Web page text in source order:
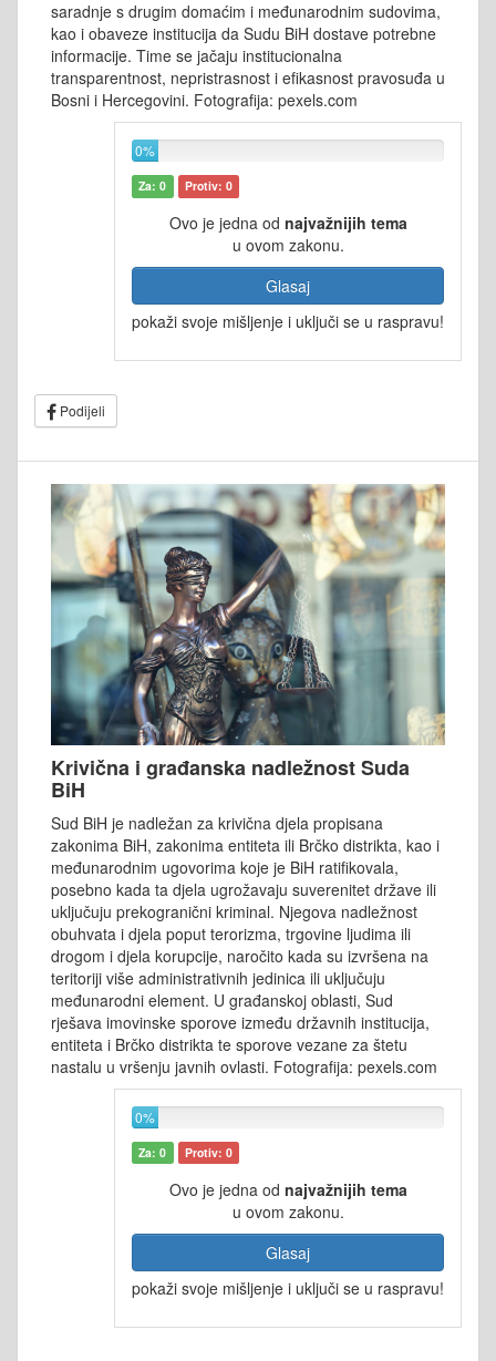
saradnje s drugim domaćim i međunarodnim sudovima,
kao i obaveze institucija da Sudu BiH dostave potrebne
informacije. Time se jačaju institucionalna
transparentnost, nepristrasnost i efikasnost pravosuđa u
Bosni i Hercegovini. Fotografija: pexels.com
0%
Za: 0 Protiv: 0
Ovo je jedna od najvažnijih tema
u ovom zakonu.
Glasaj
pokaži svoje mišljenje i uključi se u raspravu!
Podijeli
Krivična i građanska nadležnost Suda
BiH
Sud BiH je nadležan za krivična djela propisana
zakonima BiH, zakonima entiteta ili Brčko distrikta, kao i
međunarodnim ugovorima koje je BiH ratifikovala,
posebno kada ta djela ugrožavaju suverenitet države ili
uključuju prekogranični kriminal. Njegova nadležnost
obuhvata i djela poput terorizma, trgovine ljudima ili
drogom i djela korupcije, naročito kada su izvršena na
teritoriji više administrativnih jedinica ili uključuju
međunarodni element. U građanskoj oblasti, Sud
rješava imovinske sporove između državnih institucija,
entiteta i Brčko distrikta te sporove vezane za štetu
nastalu u vršenju javnih ovlasti. Fotografija: pexels.com
0%
Za: 0 Protiv: 0
Ovo je jedna od najvažnijih tema
u ovom zakonu.
Glasaj
pokaži svoje mišljenje i uključi se u raspravu!